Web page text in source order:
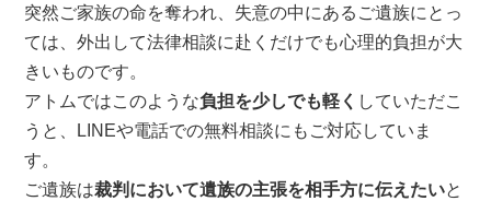
突然ご家族の命を奪われ、失意の中にあるご遺族にとっ
ては、外出して法律相談に赴くだけでも心理的負担が大
きいものです。
アトムではこのような負担を少しでも軽く していただこ
うと、LINEや電話での無料相談にもご対応していま
す。
ご遺族は裁判において遺族の主張を相手方に伝えたいと